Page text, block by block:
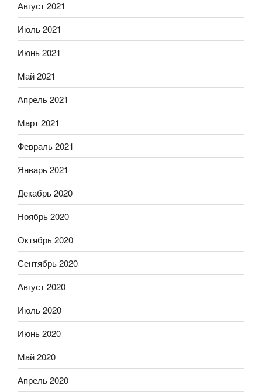
Август 2021
Июль 2021
Июнь 2021
Май 2021
Апрель 2021
Март 2021
Февраль 2021
Январь 2021
Декабрь 2020
Ноябрь 2020
Октябрь 2020
Сентябрь 2020
Август 2020
Июль 2020
Июнь 2020
Май 2020
Апрель 2020